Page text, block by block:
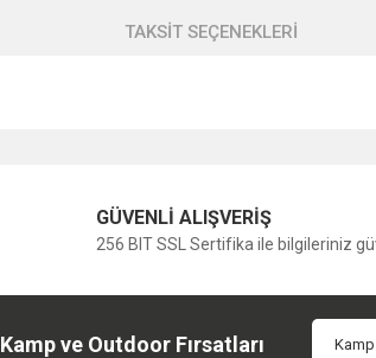
TAKSİT SEÇENEKLERİ
Bu ürüne ilk yorumu siz yapın!
GÜVENLİ ALIŞVERİŞ
256 BIT SSL Sertifika ile bilgileriniz
Kamp ve Outdoor Fırsatları